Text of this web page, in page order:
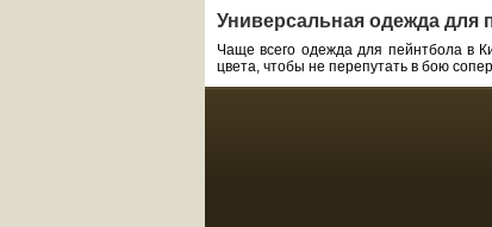
Универсальная одежда для
Чаще всего одежда для пейнтбола в
цвета, чтобы не перепутать в бою